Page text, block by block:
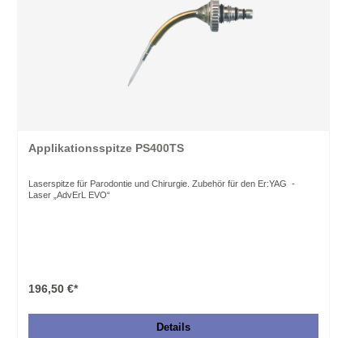
Applikationsspitze PS400TS
Laserspitze für Parodontie und Chirurgie. Zubehör für den Er:YAG -
Laser „AdvErL EVO“
196,50 €*
Details